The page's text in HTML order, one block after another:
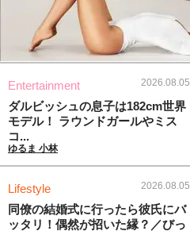
Entertainment 2026.08.05
ダルビッシュの息子は182cm世界
モデル！ ラウンドガールやミス
コ...
ゆるま 小林
Lifestyle 2026.08.05
同僚の結婚式に行ったら彼氏にバ
ッタリ！偶然が招いた縁？／びっ